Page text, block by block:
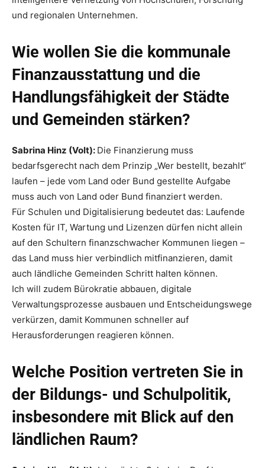
und regionalen Unternehmen.
Wie wollen Sie die kommunale
Finanzausstattung und die
Handlungsfähigkeit der Städte
und Gemeinden stärken?
Sabrina Hinz (Volt): Die Finanzierung muss
bedarfsgerecht nach dem Prinzip „Wer bestellt, bezahlt“
laufen – jede vom Land oder Bund gestellte Aufgabe
muss auch von Land oder Bund finanziert werden.
Für Schulen und Digitalisierung bedeutet das: Laufende
Kosten für IT, Wartung und Lizenzen dürfen nicht allein
auf den Schultern finanzschwacher Kommunen liegen –
das Land muss hier verbindlich mitfinanzieren, damit
auch ländliche Gemeinden Schritt halten können.
Ich will zudem Bürokratie abbauen, digitale
Verwaltungsprozesse ausbauen und Entscheidungswege
verkürzen, damit Kommunen schneller auf
Herausforderungen reagieren können.
Welche Position vertreten Sie in
der Bildungs- und Schulpolitik,
insbesondere mit Blick auf den
ländlichen Raum?